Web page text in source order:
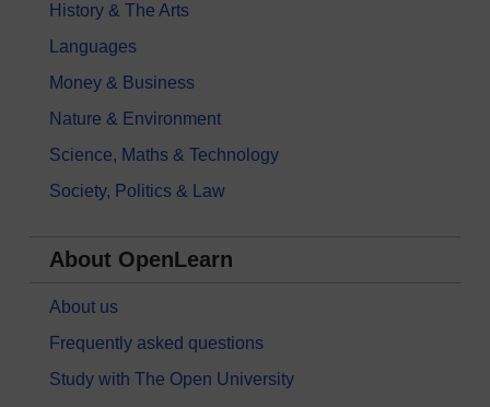
History & The Arts
Languages
Money & Business
Nature & Environment
Science, Maths & Technology
Society, Politics & Law
About OpenLearn
About us
Frequently asked questions
Study with The Open University